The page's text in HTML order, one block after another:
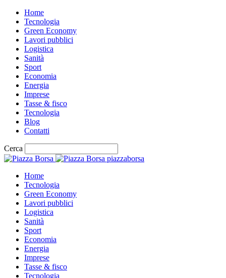
Home
Tecnologia
Green Economy
Lavori pubblici
Logistica
Sanità
Sport
Economia
Energia
Imprese
Tasse & fisco
Tecnologia
Blog
Contatti
Cerca
piazzaborsa
Home
Tecnologia
Green Economy
Lavori pubblici
Logistica
Sanità
Sport
Economia
Energia
Imprese
Tasse & fisco
Tecnologia